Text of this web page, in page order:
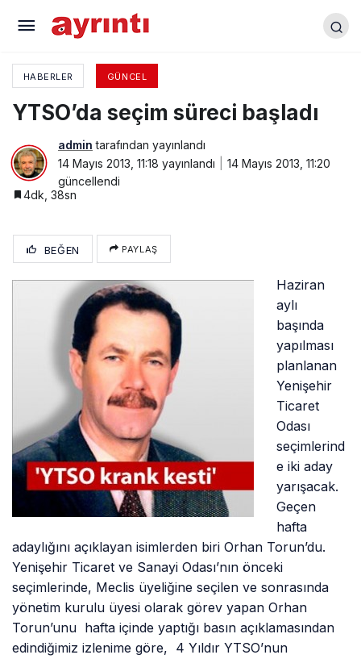
HABERLER GÜNCEL
YTSO’da seçim süreci başladı
admin tarafından yayınlandı
14 Mayıs 2013, 11:18 yayınlandı
14 Mayıs 2013, 11:20
güncellendi
4dk, 38sn
BEĞEN PAYLAŞ
Haziran
aylı
başında
yapılması
planlanan
Yenişehir
Ticaret
Odası
seçimlerind
e iki aday
yarışacak.
Geçen
hafta
adaylığını açıklayan isimlerden biri Orhan Torun’du.
Yenişehir Ticaret ve Sanayi Odası’nın önceki
seçimlerinde, Meclis üyeliğine seçilen ve sonrasında
yönetim kurulu üyesi olarak görev yapan Orhan
Torun’unu hafta içinde yaptığı basın açıklamasından
edindiğimiz izlenime göre, 4 Yıldır YTSO’nun
Orhan Torun: TSO Başkanlığına Adayım